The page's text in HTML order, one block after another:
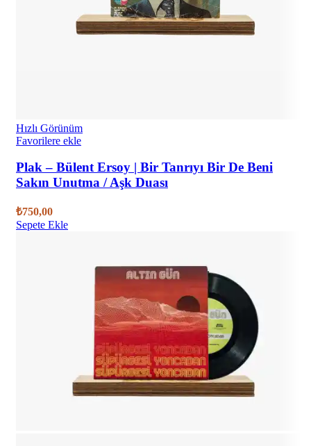
Hızlı Görünüm
Favorilere ekle
Plak – Bülent Ersoy | Bir Tanrıyı Bir De Beni
Sakın Unutma / Aşk Duası
₺750,00
Sepete Ekle